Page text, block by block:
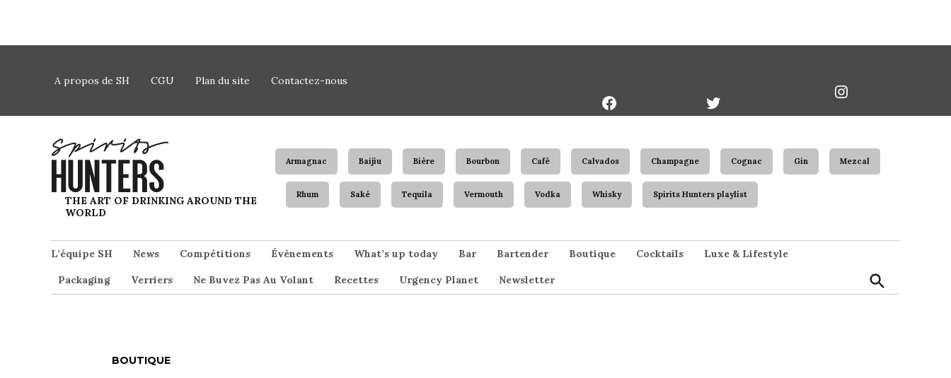
A propos de SH CGU Plan du site Contactez-nous
Spirits Hunters
THE ART OF DRINKING AROUND THE
WORLD
Armagnac Baijiu Bière Bourbon Café Calvados Champagne Cognac Gin Mezcal
Rhum Saké Tequila Vermouth Vodka Whisky Spirits Hunters playlist
L’équipe SH News Compétitions Évènements What’s up today Bar Bartender Boutique Cocktails Luxe & Lifestyle
Packaging Verriers Ne Buvez Pas Au Volant Recettes Urgency Planet Newsletter
BOUTIQUE